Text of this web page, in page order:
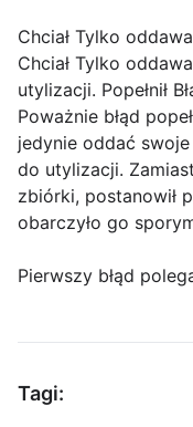
Chciał Tylko
Chciał Tylko
utylizacji. Popełnił
Poważnie błąd
jedynie oddać
do utylizacji.
zbiórki, postanowił
obarczyło go
Pierwszy błąd
Tagi: